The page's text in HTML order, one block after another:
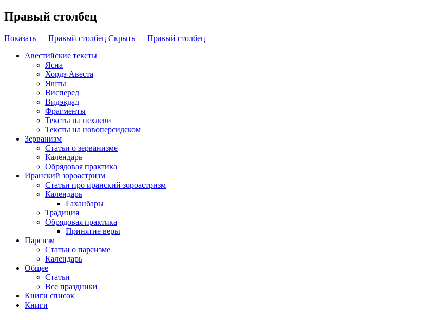
Правый столбец
Показать — Правый столбец Скрыть — Правый столбец
Авестийские тексты
Ясна
Хордэ Авеста
Яшты
Висперед
Видэвдад
Фрагменты
Тексты на пехлеви
Тексты на новоперсидском
Зерванизм
Статьи о зерванизме
Календарь
Обрядовая практика
Иранский зороастризм
Статьи про иранский зороастризм
Календарь
Гаханбары
Традиция
Обрядовая практика
Принятие веры
Парсизм
Статьи о парсизме
Календарь
Общее
Статьи
Все праздники
Книги список
Книги